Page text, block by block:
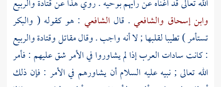
الله تعالى قد أغناه عن رأيهم بوحيه . روي هذا عنقتادةوالربيع
وابن إسحاق والشافعي . قال الشافعي : هو كقوله ( والبكر
تستأمر ) تطيبا لقلبها ; لا أنه واجب . وقالمقاتلوقتادةوالربيع
: كانت سادات العرب إذا لم يشاوروا في الأمر شق عليهم : فأمر
الله تعالى ; نبيه عليه السلام أن يشاورهم في الأمر : فإن ذلك